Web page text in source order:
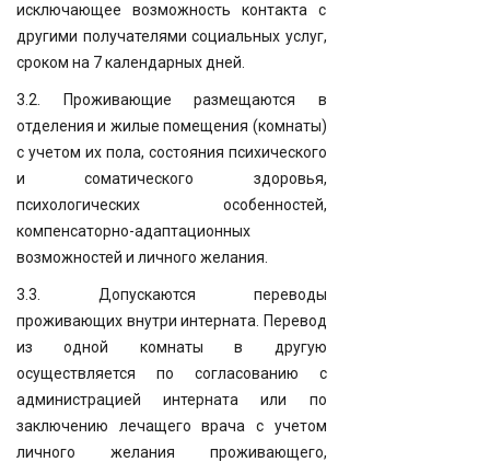
исключающее возможность контакта с
другими получателями социальных услуг,
сроком на 7 календарных дней.
3.2. Проживающие размещаются в
отделения и жилые помещения (комнаты)
с учетом их пола, состояния психического
и соматического здоровья,
психологических особенностей,
компенсаторно-адаптационных
возможностей и личного желания.
3.3. Допускаются переводы
проживающих внутри интерната. Перевод
из одной комнаты в другую
осуществляется по согласованию с
администрацией интерната или по
заключению лечащего врача с учетом
личного желания проживающего,